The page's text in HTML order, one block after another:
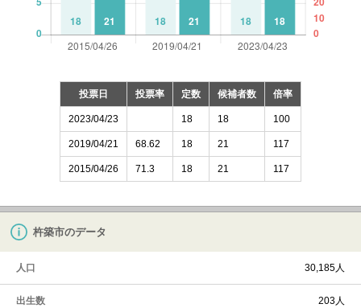
投票日 投票率 定数 候補者数 倍率
2023/04/23 18 18 100
2019/04/21 68.62 18 21 117
2015/04/26 71.3 18 21 117
杵築市のデータ
人口 30,185人
出生数 203人